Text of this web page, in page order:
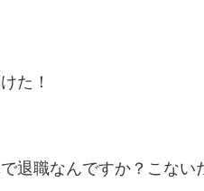
た！
退職なんですか？こない